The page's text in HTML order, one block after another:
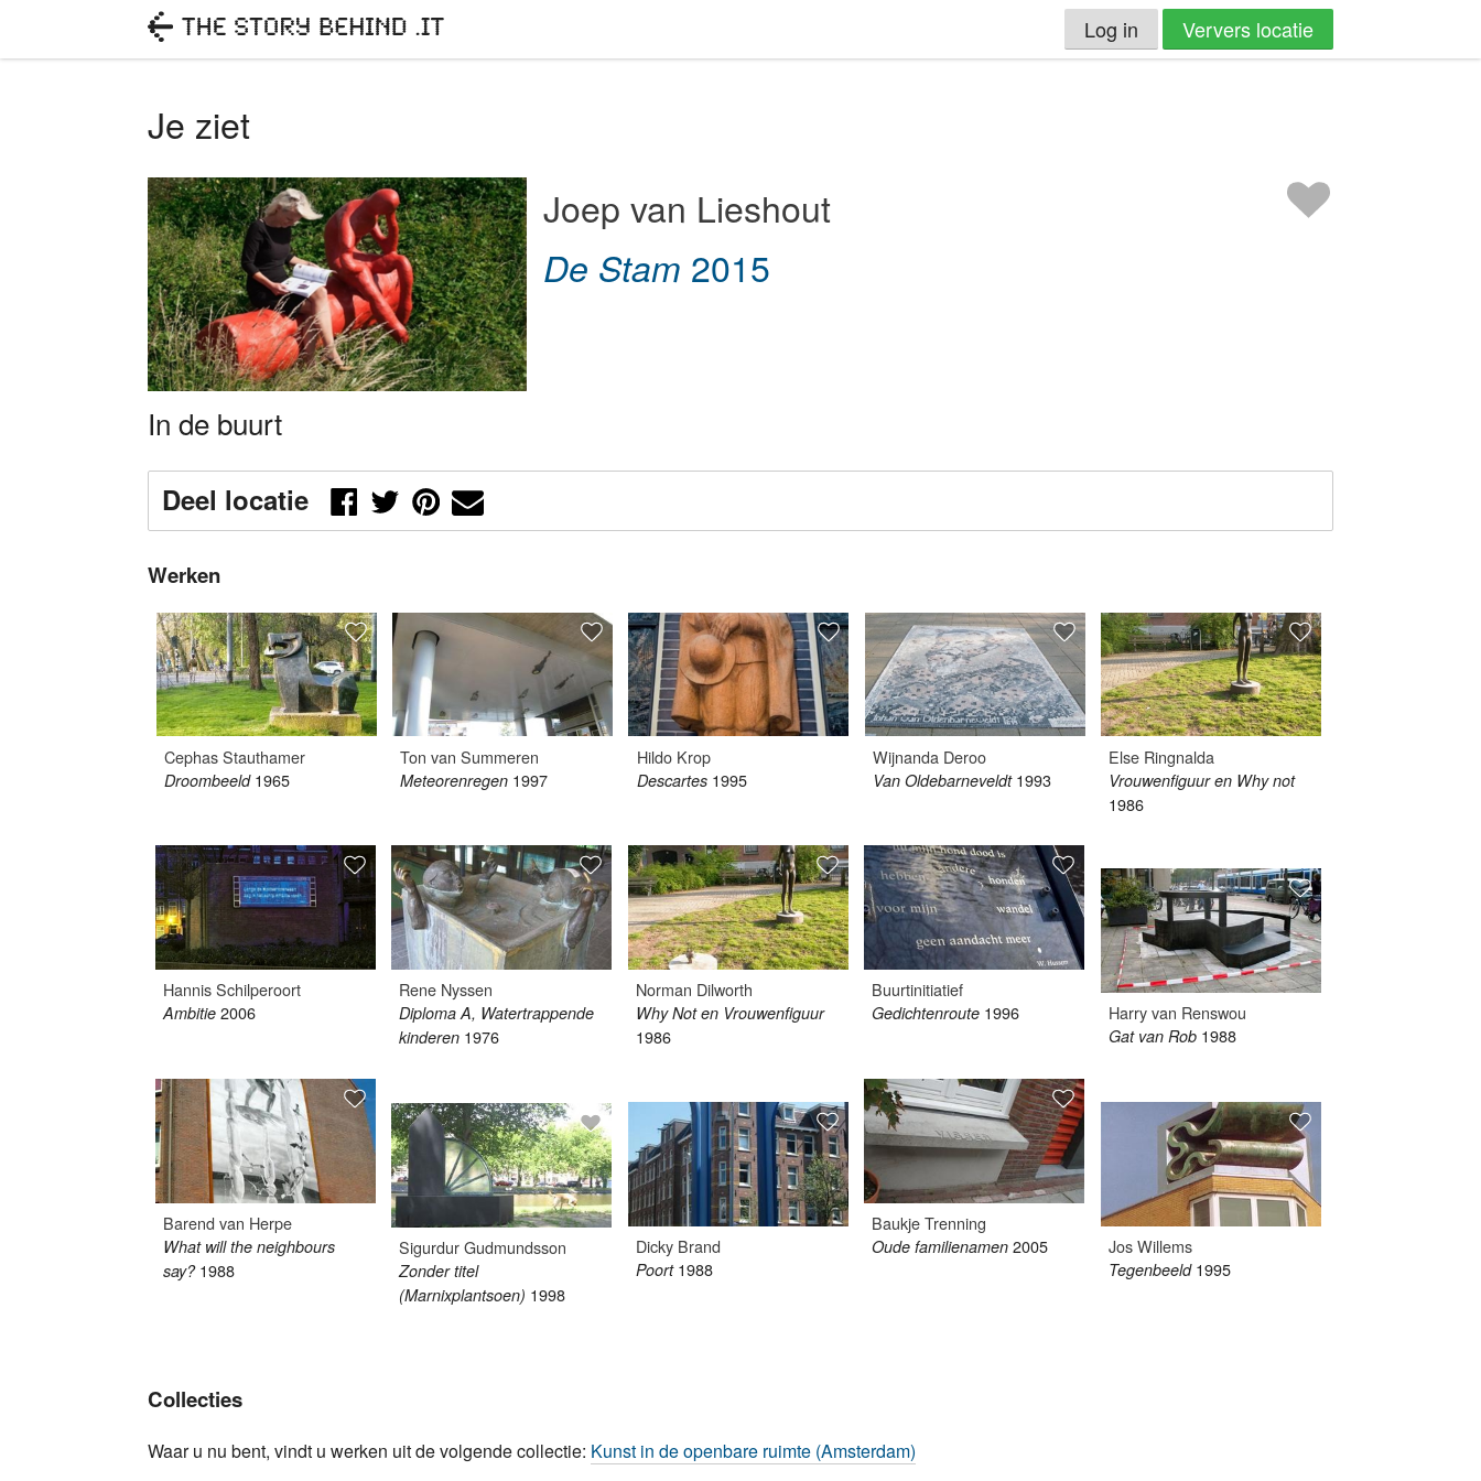
Log in Ververs locatie
Je ziet
Joep van Lieshout
De Stam 2015
In de buurt
Deel locatie
Werken
Cephas Stauthamer
Droombeeld 1965
Ton van Summeren
Meteorenregen 1997
Hildo Krop
Descartes 1995
Wijnanda Deroo
Van Oldebarneveldt 1993
Else Ringnalda
Vrouwenfiguur en Why not
1986
Buurtinitiatief
Gedichtenroute 1996
Norman Dilworth
Why Not en Vrouwenfiguur
1986
Rene Nyssen
Diploma A, Watertrappende
kinderen 1976
Hannis Schilperoort
Ambitie 2006 Harry van Renswou
Gat van Rob 1988
Barend van Herpe
What will the neighbours
say? 1988
Baukje Trenning
Oude familienamen 2005 Jos Willems
Tegenbeeld 1995
Dicky Brand
Poort 1988
Sigurdur Gudmundsson
Zonder titel
(Marnixplantsoen) 1998
Collecties
Waar u nu bent, vindt u werken uit de volgende collectie: Kunst in de openbare ruimte (Amsterdam)